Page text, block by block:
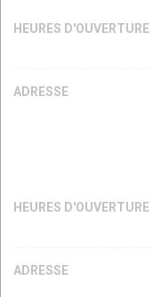
HEURES D'OUVERTURE
ADRESSE
HEURES D'OUVERTURE
ADRESSE